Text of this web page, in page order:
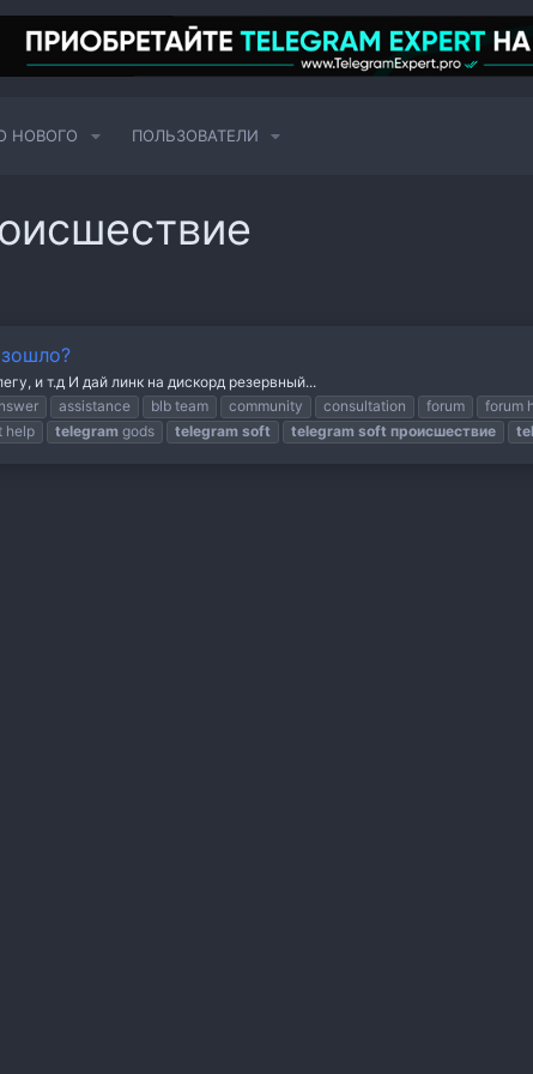
НОВОГО ПОЛЬЗОВАТЕЛИ
и т.д И дай линк на дискорд резервный...
assistance blb team community consultation forum forum
help telegram gods telegram soft telegram soft происшествие